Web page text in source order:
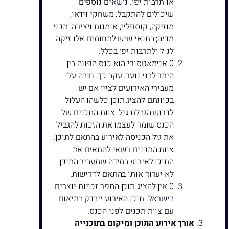
שיכולים להתקבל: משחקי וידאו,
מוזיקה, קוספליי, אומנות ויצירה, תכני
מדיה; בתנאי שיש לתחומים אלו זיקה
לנ"ל ולתרבות יפן בכלל.
אנימאטסורי הוא כנס הפונה בין
היתר לבני נוער. עקב כך, חובה על
מעבירי האירועים לציין אם יש
בכוונתם להציג תוכן כלשהו העלול
לדרוש הגבלת גיל. צוות התכנים של
הכנס שומר לעצמו את הזכות להגביל
את גיל הכניסה לאירוע בהתאם לתוכן.
צוות התכנים רשאי להתאים את
התוכן לאירוע במידה שמעביר התוכן
לא יערוך אותו בהתאם לדרישות.
אין להציג תוכן המפר זכויות יוצרים
בישראל. תוכן האירוע ייבדק בתיאום
עם צוות תכנים לפני הכנס.
אורך אירוע התוכן ומיקום בתוכנייה